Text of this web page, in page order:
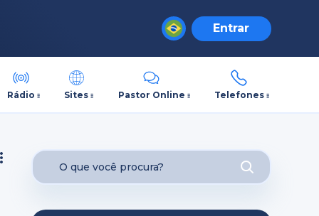
Entrar
Rádio Sites Pastor Online Telefones